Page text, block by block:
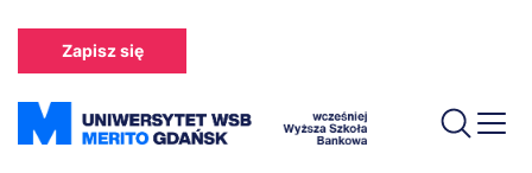
treści
Zapisz się